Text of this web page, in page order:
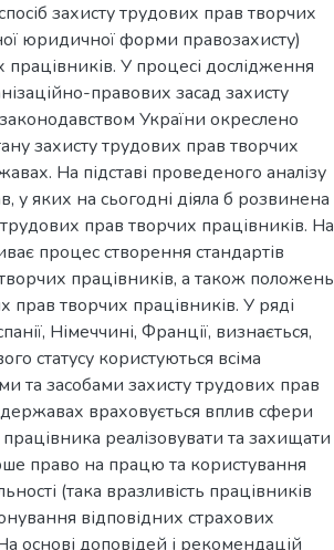
захисту трудових прав творчих
юридичної форми правозахисту)
У процесі дослідження
правових засад захисту
України окреслено
захисту трудових прав творчих
На підставі проведеного аналізу
у яких на сьогодні діяла б розвинена
прав творчих працівників. На
процес створення стандартів
працівників, а також положень
прав творчих працівників. У ряді
Німеччині, Франції, визнається,
статусу користуються всіма
та засобами захисту трудових прав
враховується вплив сфери
реалізовувати та захищати
право на працю та користування
(така вразливість працівників
відповідних страхових
основі доповідей і рекомендацій